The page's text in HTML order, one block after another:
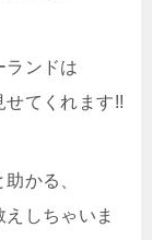
ランドは
てくれます!!
かる、
しちゃいま